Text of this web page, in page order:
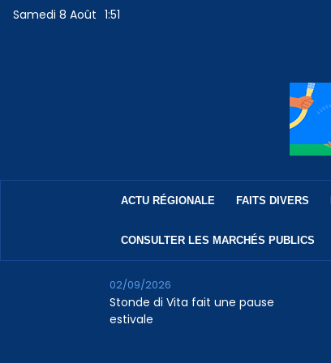
Samedi 8 Août 1:51
ACTU RÉGIONALE FAITS DIVERS
CONSULTER LES MARCHÉS PUBLICS
Stonde di Vita fait une pause
estivale
02/09/2026